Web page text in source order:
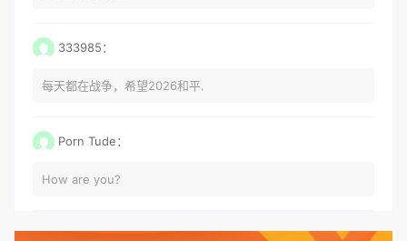
333985：
每天都在战争，希望2026和平.
Porn Tude：
How are you?